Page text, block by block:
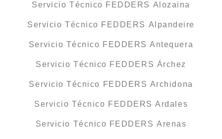
Servicio Técnico FEDDERS Alozaina
Servicio Técnico FEDDERS Alpandeire
Servicio Técnico FEDDERS Antequera
Servicio Técnico FEDDERS Árchez
Servicio Técnico FEDDERS Archidona
Servicio Técnico FEDDERS Ardales
Servicio Técnico FEDDERS Arenas